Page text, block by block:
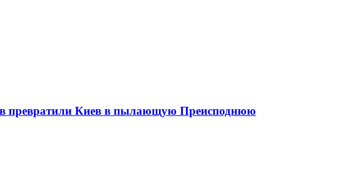
превратили Киев в пылающую Преисподнюю